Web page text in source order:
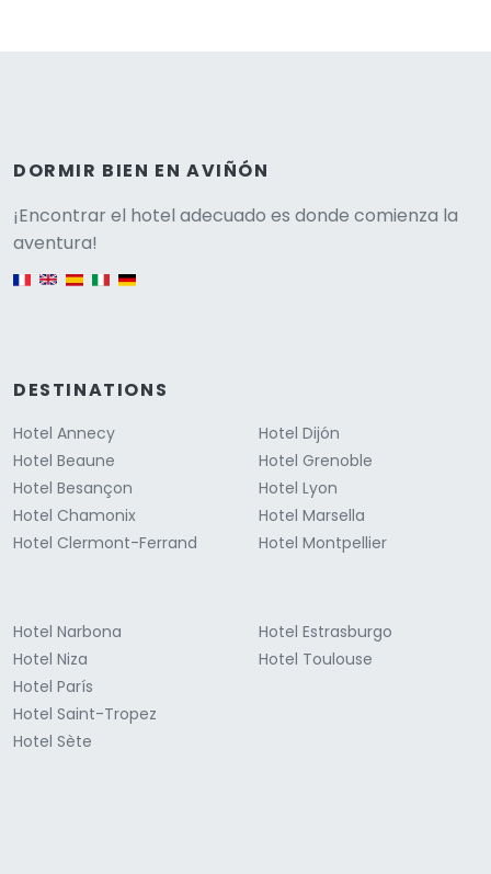
DORMIR BIEN EN AVIÑÓN
¡Encontrar el hotel adecuado es donde comienza la
aventura!
DESTINATIONS
Hotel Annecy
Hotel Beaune
Hotel Besançon
Hotel Chamonix
Hotel Clermont-Ferrand
Hotel Dijón
Hotel Grenoble
Hotel Lyon
Hotel Marsella
Hotel Montpellier
Hotel Narbona
Hotel Niza
Hotel París
Hotel Saint-Tropez
Hotel Sète
Hotel Estrasburgo
Hotel Toulouse